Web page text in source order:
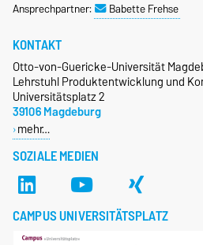
Ansprechpartner:
Babette Frehse
SOZIALE MEDIEN
KONTAKT
Otto-von-Guericke-Universität
Lehrstuhl Produktentwicklung und
Universitätsplatz 2
39106 Magdeburg
mehr…
CAMPUS UNIVERSITÄTSPLATZ